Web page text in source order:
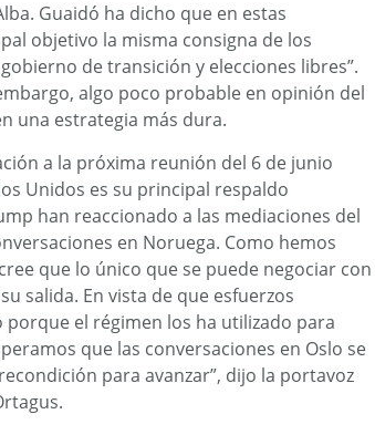
Guaidó ha dicho que en estas
objetivo la misma consigna de los
de transición y elecciones libres”.
algo poco probable en opinión del
una estrategia más dura.
a la próxima reunión del 6 de junio
Unidos es su principal respaldo
han reaccionado a las mediaciones del
en Noruega. Como hemos
que lo único que se puede negociar con
salida. En vista de que esfuerzos
el régimen los ha utilizado para
que las conversaciones en Oslo se
para avanzar”, dijo la portavoz